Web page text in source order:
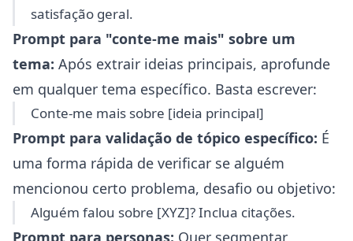
satisfação geral.
Prompt para "conte-me mais" sobre um
tema: Após extrair ideias principais, aprofunde
em qualquer tema específico. Basta escrever:
Conte-me mais sobre [ideia principal]
Prompt para validação de tópico específico: É
uma forma rápida de verificar se alguém
mencionou certo problema, desafio ou objetivo:
Alguém falou sobre [XYZ]? Inclua citações.
Prompt para personas: Quer segmentar